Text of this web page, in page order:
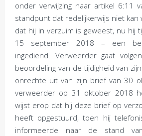
onder verwijzing naar artikel 6:11
standpunt dat redelijkerwijs niet
dat hij in verzuim is geweest, nu hij
15 september 2018 – een
ingediend. Verweerder gaat
beoordeling van de tijdigheid van
onrechte uit van zijn brief van 30
verweerder op 31 oktober 2018
wijst erop dat hij deze brief op
heeft opgestuurd, toen hij
informeerde naar de stand